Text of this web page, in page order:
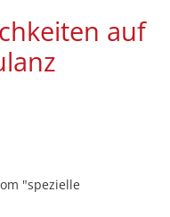
auf
"spezielle